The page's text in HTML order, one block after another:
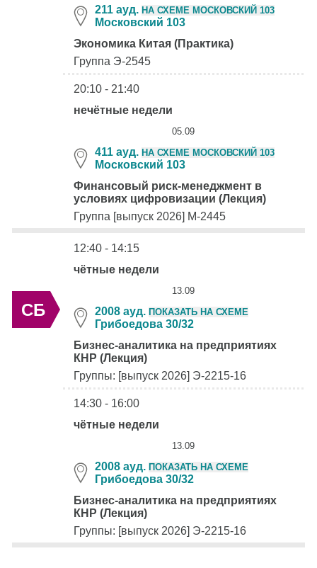
211 ауд. НА СХЕМЕ МОСКОВСКИЙ 103
Московский 103
Экономика Китая (Практика)
Группа Э-2545
20:10 - 21:40
нечётные недели
05.09
411 ауд. НА СХЕМЕ МОСКОВСКИЙ 103
Московский 103
Финансовый риск-менеджмент в
условиях цифровизации (Лекция)
Группа [выпуск 2026] М-2445
СБ
12:40 - 14:15
чётные недели
13.09
2008 ауд. ПОКАЗАТЬ НА СХЕМЕ
Грибоедова 30/32
Бизнес-аналитика на предприятиях
КНР (Лекция)
Группы: [выпуск 2026] Э-2215-16
14:30 - 16:00
чётные недели
13.09
2008 ауд. ПОКАЗАТЬ НА СХЕМЕ
Грибоедова 30/32
Бизнес-аналитика на предприятиях
КНР (Лекция)
Группы: [выпуск 2026] Э-2215-16